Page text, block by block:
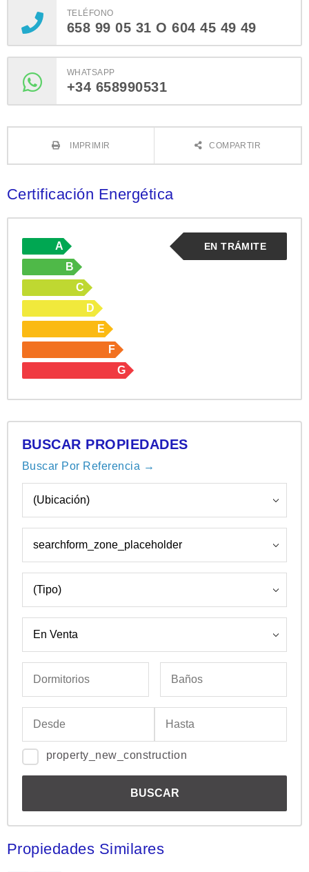
TELÉFONO
658 99 05 31 O 604 45 49 49
WHATSAPP
+34 658990531
IMPRIMIR COMPARTIR
Certificación Energética
EN TRÁMITE
A
B
C
D
E
F
G
BUSCAR PROPIEDADES
Buscar Por Referencia →
property_new_construction
Propiedades Similares